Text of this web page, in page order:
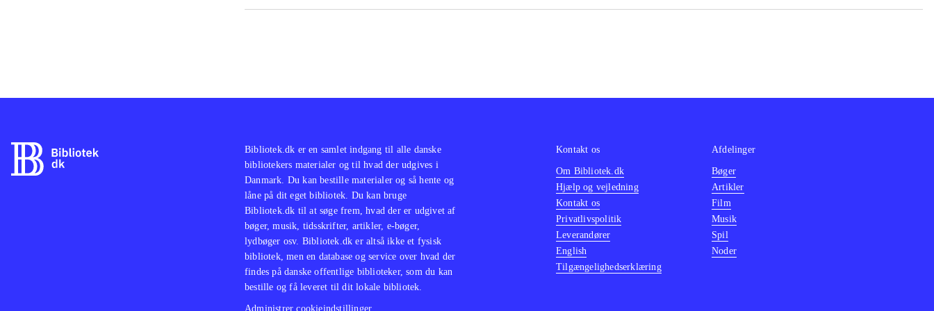
Bibliotek.dk er en samlet indgang til alle danske
bibliotekers materialer og til hvad der udgives i
Danmark. Du kan bestille materialer og så hente og
låne på dit eget bibliotek. Du kan bruge
Bibliotek.dk til at søge frem, hvad der er udgivet af
bøger, musik, tidsskrifter, artikler, e-bøger,
lydbøger osv. Bibliotek.dk er altså ikke et fysisk
bibliotek, men en database og service over hvad der
findes på danske offentlige biblioteker, som du kan
bestille og få leveret til dit lokale bibliotek.
Administrer cookieindstillinger
Kontakt os
Om Bibliotek.dk
Hjælp og vejledning
Kontakt os
Privatlivspolitik
Leverandører
English
Tilgængelighedserklæring
Afdelinger
Bøger
Artikler
Film
Musik
Spil
Noder